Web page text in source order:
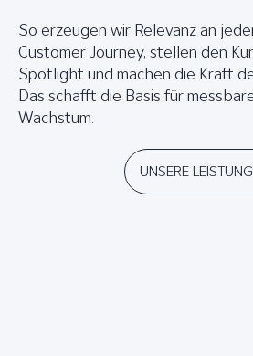
So erzeugen wir Relevanz an
Customer Journey, stellen den
Spotlight und machen die Kraft
Das schafft die Basis für
Wachstum.
UNSERE